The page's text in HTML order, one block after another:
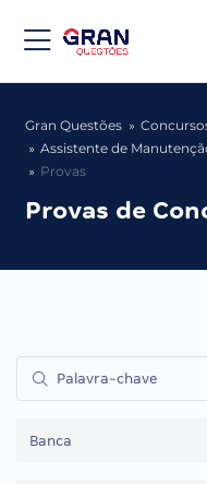
Gran Questões
Assistente de
Provas
Provas de
Banca